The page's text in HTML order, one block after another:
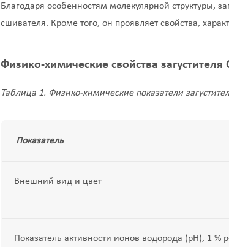
Благодаря особенностям молекулярной структуры,
сшивателя. Кроме того, он проявляет свойства,
Физико-химические свойства загустителя
Таблица 1. Физико-химические показатели
Показатель
Внешний вид и цвет
Показатель активности ионов водорода (pH), 1 %